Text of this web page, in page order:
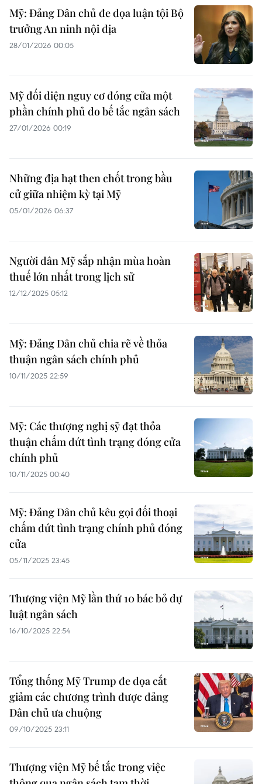
Mỹ: Đảng Dân chủ đe dọa luận tội Bộ
trưởng An ninh nội địa
28/01/2026 00:05
Mỹ đối diện nguy cơ đóng cửa một
phần chính phủ do bế tắc ngân sách
27/01/2026 00:19
Những địa hạt then chốt trong bầu
cử giữa nhiệm kỳ tại Mỹ
05/01/2026 06:37
Người dân Mỹ sắp nhận mùa hoàn
thuế lớn nhất trong lịch sử
12/12/2025 05:12
Mỹ: Đảng Dân chủ chia rẽ về thỏa
thuận ngân sách chính phủ
10/11/2025 22:59
Mỹ: Các thượng nghị sỹ đạt thỏa
thuận chấm dứt tình trạng đóng cửa
chính phủ
10/11/2025 00:40
Mỹ: Đảng Dân chủ kêu gọi đối thoại
chấm dứt tình trạng chính phủ đóng
cửa
05/11/2025 23:45
Thượng viện Mỹ lần thứ 10 bác bỏ dự
luật ngân sách
16/10/2025 22:54
Tổng thống Mỹ Trump đe dọa cắt
giảm các chương trình được đảng
Dân chủ ưa chuộng
09/10/2025 23:11
Thượng viện Mỹ bế tắc trong việc